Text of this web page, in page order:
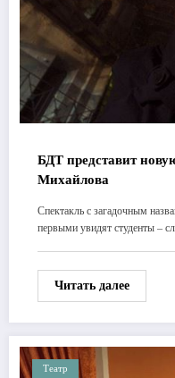
БДТ представит
Михайлова
Спектакль с загадочным
первыми увидят студенты –
Читать далее
Театр